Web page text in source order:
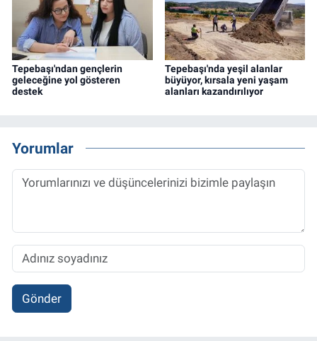
Tepebaşı'ndan gençlerin
geleceğine yol gösteren
destek
Tepebaşı'nda yeşil alanlar
büyüyor, kırsala yeni yaşam
alanları kazandırılıyor
Yorumlar
Gönder